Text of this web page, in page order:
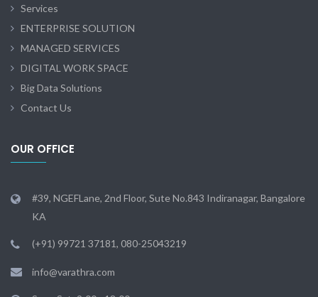
Services
ENTERPRISE SOLUTION
MANAGED SERVICES
DIGITAL WORK SPACE
Big Data Solutions
Contact Us
OUR OFFICE
#39, NGEFLane, 2nd Floor, Sute No.843 Indiranagar, Bangalore
KA
(+91) 99721 37181, 080-25043219
info@varathra.com